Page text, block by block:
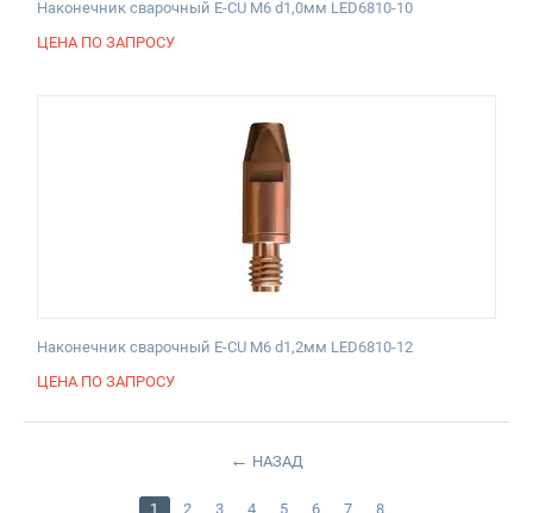
Наконечник сварочный E-CU М6 d1,0мм LED6810-10
ЦЕНА ПО ЗАПРОСУ
Наконечник сварочный E-CU М6 d1,2мм LED6810-12
ЦЕНА ПО ЗАПРОСУ
НАЗАД
1 2 3 4 5 6 7 8